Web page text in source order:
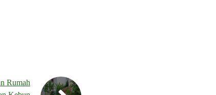
Rumah